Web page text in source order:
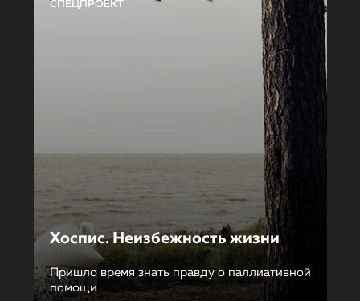
СПЕЦПРОЕКТ
Хоспис. Неизбежность жизни
Пришло время знать правду о паллиативной
помощи